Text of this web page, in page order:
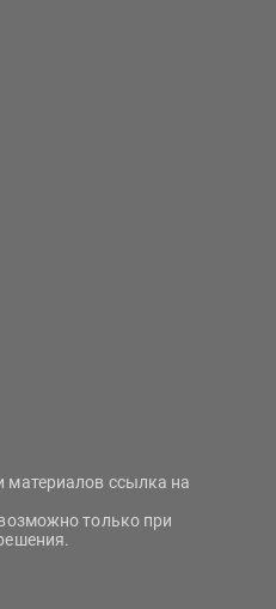
ссылка на
только при